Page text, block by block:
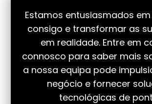
Estamos entusiasmados
consigo e transformar as
em realidade. Entre em
connosco para saber mais
a nossa equipa pode
negócio e fornecer
tecnológicas de